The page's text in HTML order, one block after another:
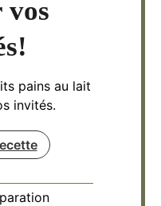
vos
pains au lait
invités.